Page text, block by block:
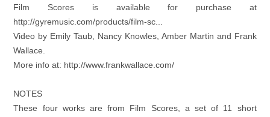
Área personal
Film Scores is available for purchase at
http://gyremusic.com/products/film-sc...
Video by Emily Taub, Nancy Knowles, Amber Martin and Frank
Wallace.
More info at: http://www.frankwallace.com/
NOTES
These four works are from Film Scores, a set of 11 short